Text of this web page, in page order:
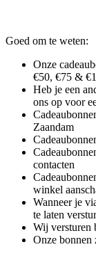
Goed om te weten:
Onze
€50, €75 &
Heb je een
ons op voor
Zaandam
contacten
winkel
Wanneer je
te laten
Wij versturen
Onze bonnen